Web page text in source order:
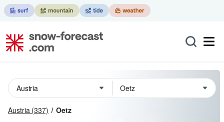
Austria (337) Oetz